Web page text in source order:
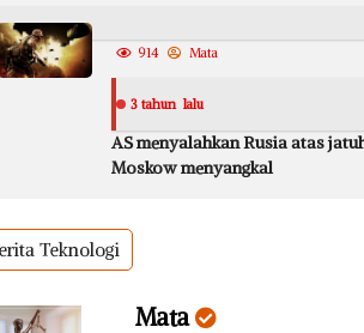
3 tahun lalu
AS menyalahkan Rusia atas
Moskow menyangkal
914 Mata
Teknologi
Mata